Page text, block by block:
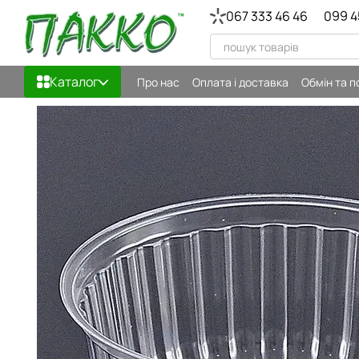
Перейти до основного контенту 067 333 46 46 099
Каталог Про нас Оплата і доставка Обмін та